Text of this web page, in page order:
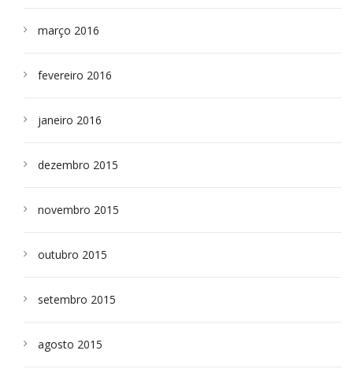
março 2016
fevereiro 2016
janeiro 2016
dezembro 2015
novembro 2015
outubro 2015
setembro 2015
agosto 2015